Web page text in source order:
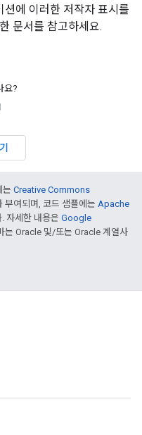
에 이러한 저작자 표시를
문서를 참고하세요.
요?
는 Creative Commons
부여되며, 코드 샘플에는 Apache
자세한 내용은 Google
는 Oracle 및/또는 Oracle 계열사